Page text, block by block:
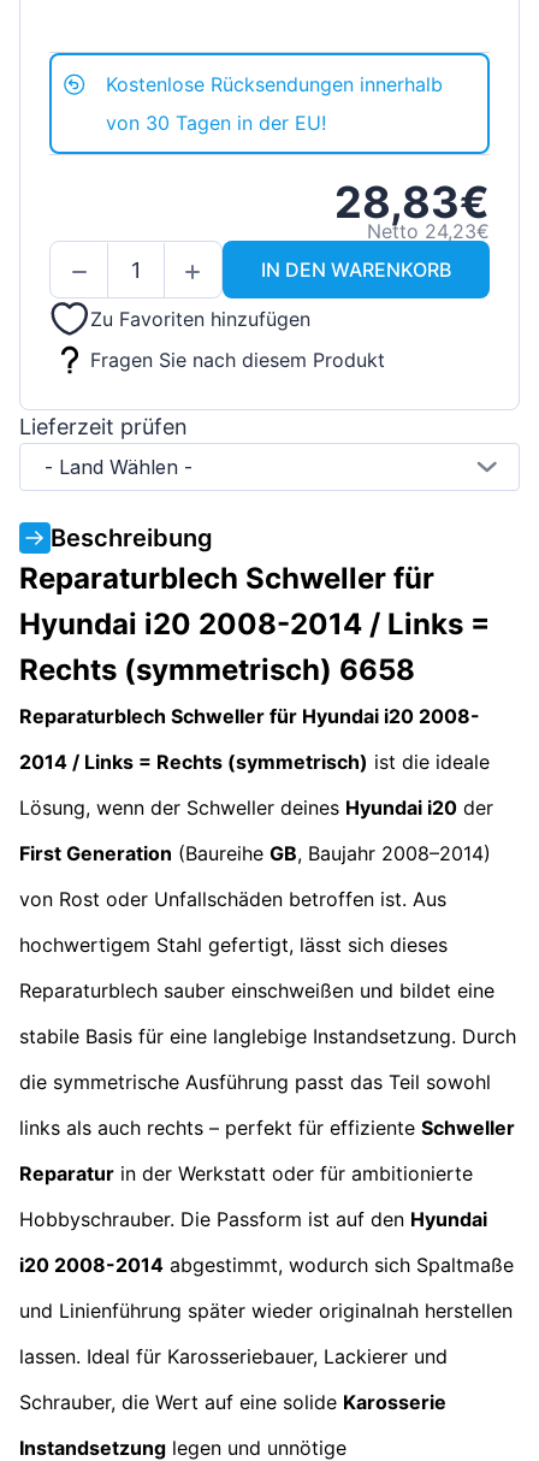
Kostenlose Rücksendungen innerhalb
von 30 Tagen in der EU!
28,83€
Netto 24,23€
IN DEN WARENKORB
Zu Favoriten hinzufügen
Fragen Sie nach diesem Produkt
Lieferzeit prüfen
- Land Wählen -
Beschreibung
Reparaturblech Schweller für
Hyundai i20 2008-2014 / Links =
Rechts (symmetrisch) 6658
Reparaturblech Schweller für Hyundai i20 2008-
2014 / Links = Rechts (symmetrisch) ist die ideale
Lösung, wenn der Schweller deines Hyundai i20 der
First Generation (Baureihe GB, Baujahr 2008–2014)
von Rost oder Unfallschäden betroffen ist. Aus
hochwertigem Stahl gefertigt, lässt sich dieses
Reparaturblech sauber einschweißen und bildet eine
stabile Basis für eine langlebige Instandsetzung. Durch
die symmetrische Ausführung passt das Teil sowohl
links als auch rechts – perfekt für effiziente Schweller
Reparatur in der Werkstatt oder für ambitionierte
Hobbyschrauber. Die Passform ist auf den Hyundai
i20 2008-2014 abgestimmt, wodurch sich Spaltmaße
und Linienführung später wieder originalnah herstellen
lassen. Ideal für Karosseriebauer, Lackierer und
Schrauber, die Wert auf eine solide Karosserie
Instandsetzung legen und unnötige